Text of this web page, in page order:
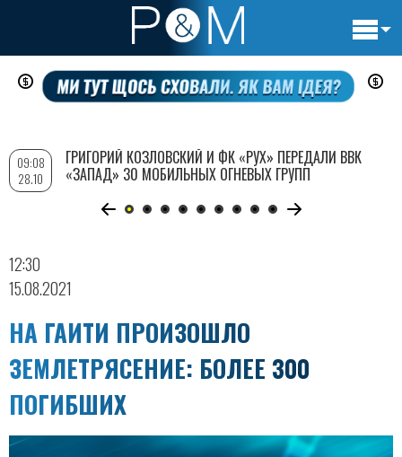
Перейти
содержанию
12:30
15.08.2021
НА ГАИТИ ПРОИЗОШЛО
ЗЕМЛЕТРЯСЕНИЕ: БОЛЕЕ 300
ПОГИБШИХ
09:08
28.10
ГРИГОРИЙ КОЗЛОВСКИЙ И ФК «РУХ» ПЕРЕДАЛИ ВВК
«ЗАПАД» 30 МОБИЛЬНЫХ ОГНЕВЫХ ГРУПП